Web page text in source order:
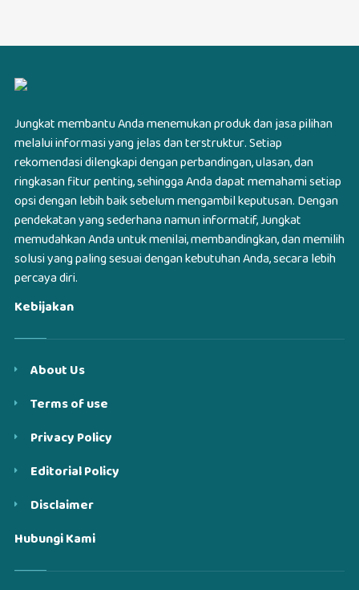
Jungkat membantu Anda menemukan produk dan jasa pilihan
melalui informasi yang jelas dan terstruktur. Setiap
rekomendasi dilengkapi dengan perbandingan, ulasan, dan
ringkasan fitur penting, sehingga Anda dapat memahami setiap
opsi dengan lebih baik sebelum mengambil keputusan. Dengan
pendekatan yang sederhana namun informatif, Jungkat
memudahkan Anda untuk menilai, membandingkan, dan memilih
solusi yang paling sesuai dengan kebutuhan Anda, secara lebih
percaya diri.
Kebijakan
About Us
Terms of use
Privacy Policy
Editorial Policy
Disclaimer
Hubungi Kami